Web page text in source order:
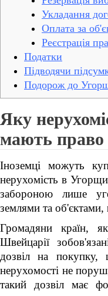
Укладання
Оплата за
Реєстрація
Податки
Підводячи
Подорож до
Яку
мають право
Іноземці можуть
нерухомість в
забороною лише
землями та
Громадяни країн,
Швейцарії
дозвіл на
нерухомості не
такий дозвіл має